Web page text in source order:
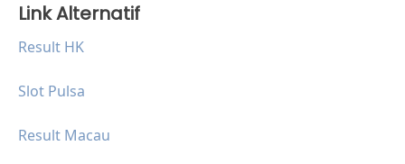
Link Alternatif
Result HK
Slot Pulsa
Result Macau